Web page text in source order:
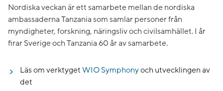
Nordiska veckan är ett samarbete mellan de nordiska
ambassaderna Tanzania som samlar personer från
myndigheter, forskning, näringsliv och civilsamhället. I år
firar Sverige och Tanzania 60 år av samarbete.
Läs om verktyget WIO Symphonyoch utvecklingen av
det